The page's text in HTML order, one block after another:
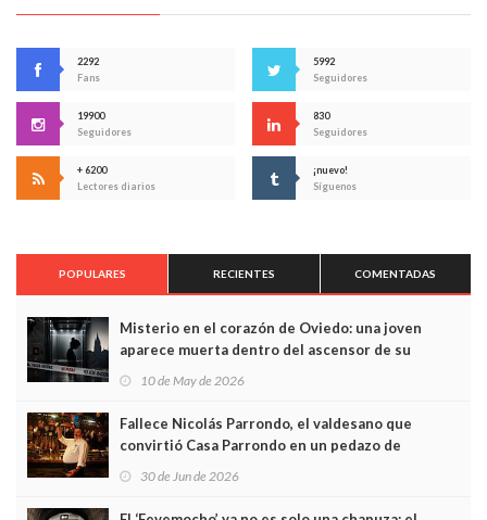
2292
Fans
5992
Seguidores
19900
Seguidores
830
Seguidores
+ 6200
Lectores diarios
¡nuevo!
Síguenos
POPULARES RECIENTES COMENTADAS
Misterio en el corazón de Oviedo: una joven
aparece muerta dentro del ascensor de su
edificio y las cámaras captan sus últimos minutos
10 de May de 2026
Fallece Nicolás Parrondo, el valdesano que
convirtió Casa Parrondo en un pedazo de
Asturias en Madrid
30 de Jun de 2026